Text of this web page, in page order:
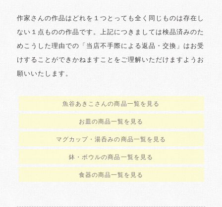
作家さんの作品はどれを１つとっても全く同じものは存在し
ない１点ものの作品です。上記につきましては検品済みのた
めこうした理由での「当店不手際による返品・交換」はお受
けすることができかねますことをご理解いただけますようお
願いいたします。
魚谷あきこさんの商品一覧を見る
お皿の商品一覧を見る
マグカップ・湯呑みの商品一覧を見る
鉢・ボウルの商品一覧を見る
食器の商品一覧を見る